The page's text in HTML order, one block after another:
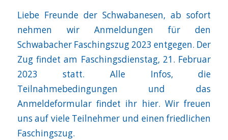
Liebe Freunde der Schwabanesen, ab sofort
nehmen wir Anmeldungen für den
Schwabacher Faschingszug 2023 entgegen. Der
Zug findet am Faschingsdienstag, 21. Februar
2023 statt. Alle Infos, die
Teilnahmebedingungen und das
Anmeldeformular findet ihr hier. Wir freuen
uns auf viele Teilnehmer und einen friedlichen
Faschingszug.